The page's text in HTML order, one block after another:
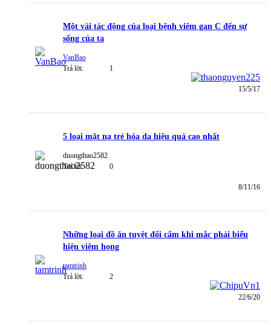
Một vài tác động của loại bệnh viêm gan C đến sự
sống của ta
VanBao
Trả lời:
1
15/5/17
5 loại mặt nạ trẻ hóa da hiệu quả cao nhất
duongthao2582
Trả lời:
0
8/11/16
Những loại đồ ăn tuyệt đối cấm khi mắc phải biểu
hiện viêm họng
tamtrinh
Trả lời:
2
22/6/20